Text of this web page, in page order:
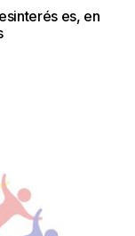
es, en